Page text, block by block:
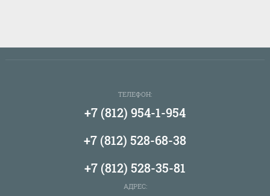
ТЕЛЕФОН:
+7 (812) 954-1-954
+7 (812) 528-68-38
+7 (812) 528-35-81
АДРЕС: